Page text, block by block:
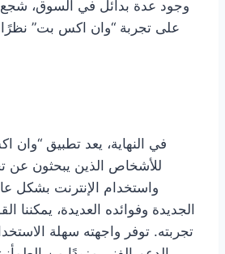
وجود عدة بدائل في السوق،
على تجربة “وان اكس بت” نظرًا
في النهاية، يعد تطبيق “وان
للأشخاص الذين يبحثون عن
واستخدام الإنترنت بشكل
الجديدة وفوائده العديدة، يمكننا
تجربته. توفر واجهته سهلة